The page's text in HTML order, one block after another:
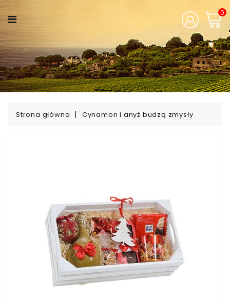
KATEGORIA
Aromaty
Świąt
Pudełka
Wina
0
Strona główna Cynamon i anyż budzą zmysły